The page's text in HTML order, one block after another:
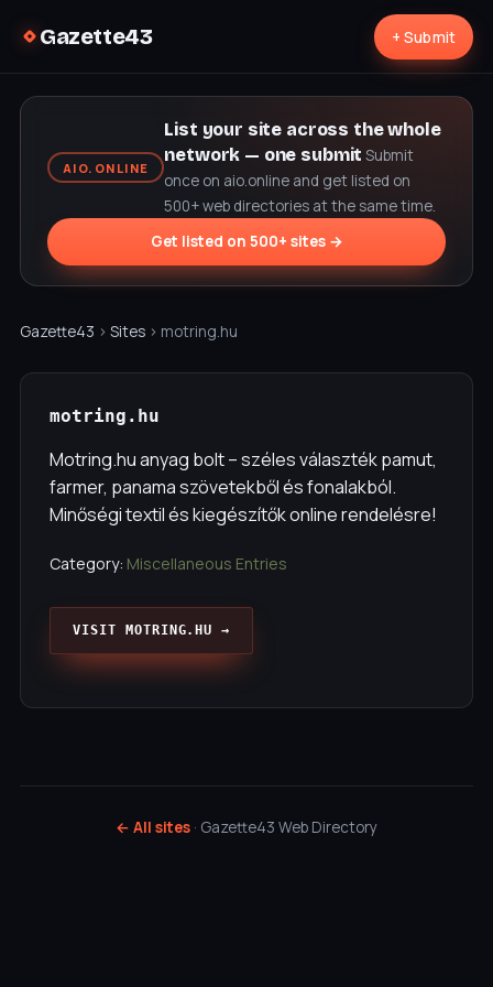
Gazette43 + Submit
AIO.ONLINE
List your site across the whole
network — one submit Submit
once on aio.online and get listed on
500+ web directories at the same time.
Get listed on 500+ sites →
Gazette43 › Sites › motring.hu
motring.hu
Motring.hu anyag bolt – széles választék pamut,
farmer, panama szövetekből és fonalakból.
Minőségi textil és kiegészítők online rendelésre!
Category: Miscellaneous Entries
VISIT MOTRING.HU →
← All sites · Gazette43 Web Directory